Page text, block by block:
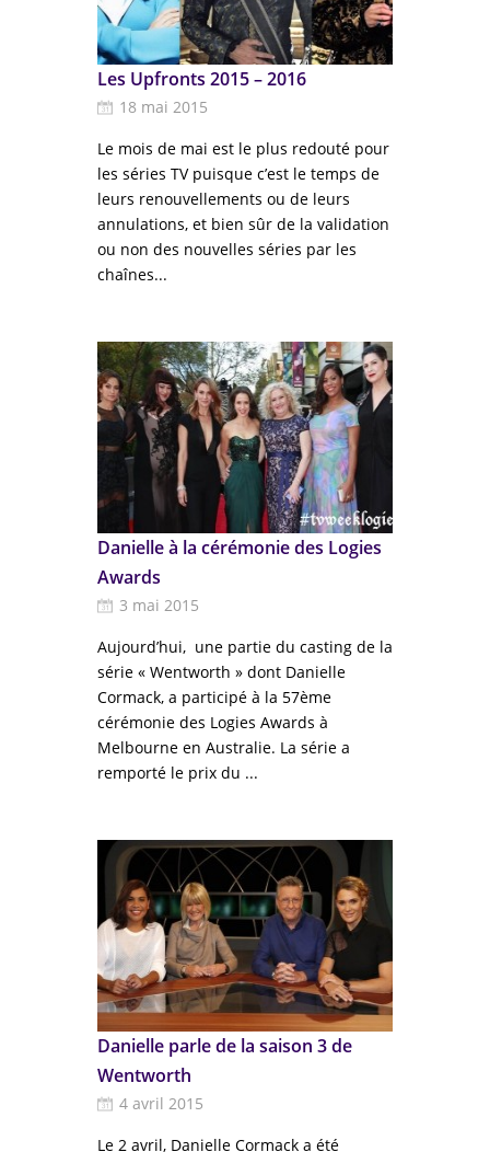
Les Upfronts 2015 – 2016
18 mai 2015
Le mois de mai est le plus redouté pour
les séries TV puisque c’est le temps de
leurs renouvellements ou de leurs
annulations, et bien sûr de la validation
ou non des nouvelles séries par les
chaînes...
Danielle à la cérémonie des Logies
Awards
3 mai 2015
Aujourd’hui, une partie du casting de la
série « Wentworth » dont Danielle
Cormack, a participé à la 57ème
cérémonie des Logies Awards à
Melbourne en Australie. La série a
remporté le prix du ...
Danielle parle de la saison 3 de
Wentworth
4 avril 2015
Le 2 avril, Danielle Cormack​ a été